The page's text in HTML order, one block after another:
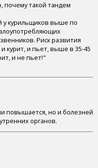
почему такой тандем
у курильщиков выше по
Риск развития
курит, и пьет, выше в 35-45
и не пьет!"
повышается, но и болезней
органов.